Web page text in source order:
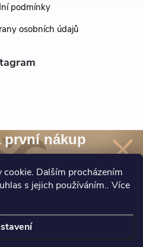
Dalším procházením
s jejich používáním.. Více
podmínky
osobních údajů
první nákup
nákup* je Vaše.
a slevu